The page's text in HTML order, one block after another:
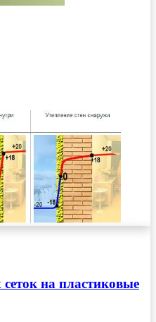
на пластиковые